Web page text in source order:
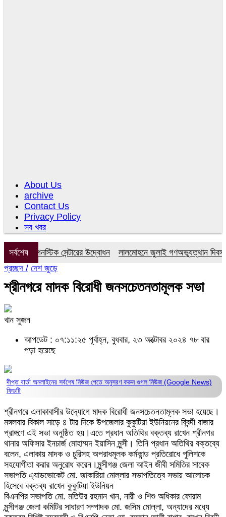
About Us
archive
Contact Us
Privacy Policy
সব খবর
সর্বশেষ
ডায়াগনস্টিক সেন্টারের উদ্বোধন
লালমোহনে জুলাই গণঅভ্যুত্থান দিবস
প্রচ্ছদ / দেশ জুড়ে
শ্রীনগরে মাদক বিরোধী জনসচেতনতামূলক সভা
খান সুজন
আপডেট : ০৭:১১:২৫ পূর্বাহ্ন, বুধবার, ২৩ অক্টোবর ২০২৪ ৭৮ বার
পড়া হয়েছে
দীপ্ত বার্তা অনলাইনের সর্বশেষ নিউজ পেতে অনুসরণ করুনগুগল নিউজ (Google News)
ফিডটি
শ্রীনগরে এলাকাবাসীর উদ্যোগে মাদক বিরোধী জনসচেতনতামূলক সভা হয়েছে।
মঙ্গলবার বিকাল সাড়ে ৪ টার দিকে উপজেলার কুকুটিয়া ইউনিয়নের বিবন্দী বাজার
প্রাঙ্গণে এই সভা অনুষ্ঠিত হয়।এতে প্রধান অতিথির বক্তব্য রাখেন শ্রীনগর
থানার অফিসার ইনচার্জ মোহাম্মদ ইয়াসিন মুন্সী। তিনি প্রধান অতিথির বক্তব্যে
বলেন, এলাকায় মাদক ও চুরিসহ অপরাধমূলক কর্মকান্ড প্রতিরোধে পুলিশকে
সহযোগীতা করার অনুরোধ করেন।মুন্সীগঞ্জ জেলা আইন জীবী সমিতির সাবেক
সভাপতি এ্যাডভোকেট মো. জাকারিয়া মোল্লার সভাপতিত্বে সভায় আলোচক
হিসেবে বক্তব্য রাখেন কুকুটিয়া ইউনিয়ন
বিএনপির সভাপতি মো. মতিউর রহমান খান, নারী ও শিশু অধিকার ফোরাম
মুন্সীগঞ্জ জেলা কমিটির সাধারণ সম্পাদক মো. জসিম মোল্লা, অন্যাদের মধ্যে